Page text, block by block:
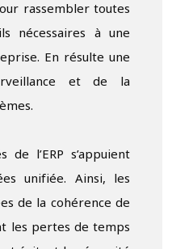
rassembler toutes
nécessaires à une
En résulte une
et de la
de l’ERP s’appuient
unifiée. Ainsi, les
de la cohérence de
les pertes de temps